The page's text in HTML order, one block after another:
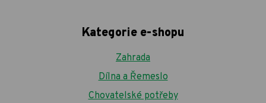
Kategorie e-shopu
Zahrada
Dílna a Řemeslo
Chovatelské potřeby